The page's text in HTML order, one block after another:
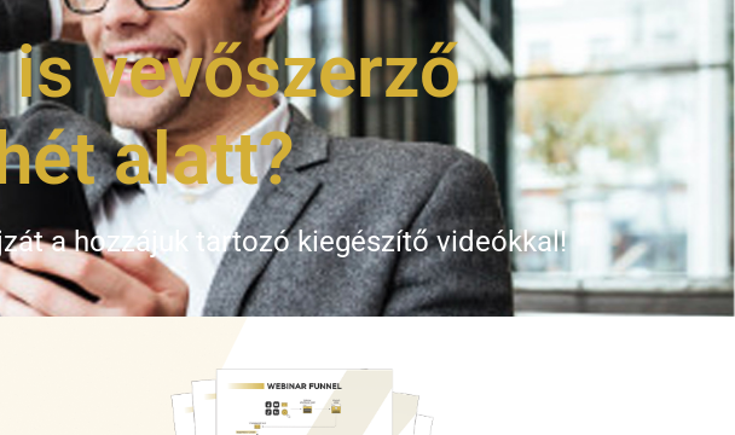
vevőszerző
alatt?
a hozzájuk tartozó kiegészítő videókkal!